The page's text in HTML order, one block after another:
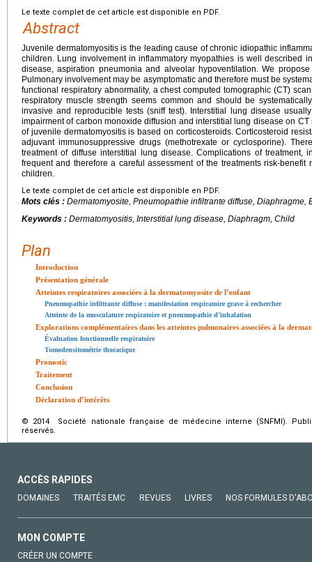
Le texte complet de cet article est disponible en PDF.
Abstract
Juvenile dermatomyositis is the leading cause of chronic idiopathic
children. Lung involvement in inflammatory myopathies is well described
disease, aspiration pneumonia and alveolar hypoventilation. We
Pulmonary involvement may be asymptomatic and therefore must be
functional respiratory abnormality, a chest computed tomographic (CT)
respiratory muscle strength seems common and should be
invasive and reproducible tests (sniff test). Interstitial lung disease
impairment of carbon monoxide diffusion and interstitial lung disease on
of juvenile dermatomyositis is based on corticosteroids. Corticosteroid
adjuvant immunosuppressive drugs (methotrexate or cyclosporine).
treatment of diffuse interstitial lung disease. Complications of treatment,
frequent and therefore a careful assessment of the treatments risk-
children.
Le texte complet de cet article est disponible en PDF.
Mots clés : Dermatomyosite, Pneumopathie infiltrante diffuse, Diaphragme,
Keywords : Dermatomyositis, Interstitial lung disease, Diaphragm, Child
Plan
Introduction
Présentation générale
Atteintes respiratoires associées à la dermatomyosite de l’enfant
Pneumopathie infiltrante diffuse : manifestation respiratoire grave à rechercher
Atteinte de la musculature respiratoire et pneumopathie d’inhalation
Explorations complémentaires dans les atteintes pulmonaires associées à la
Évaluation fonctionnelle respiratoire
Tomodensitométrie thoracique
Pronostic
Traitement
Conclusion
Déclaration d’intérêts
© 2014 Société nationale française de médecine interne (SNFMI).
réservés.
ACCÈS RAPIDES
DOMAINES TRAITÉS EMC REVUES LIVRES NOS FORMULES
MON COMPTE
CRÉER UN COMPTE